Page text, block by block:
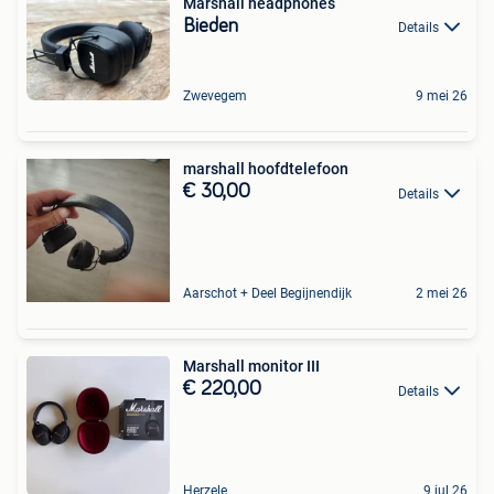
Bieden Details
Zwevegem 9 mei 26
marshall hoofdtelefoon
€ 30,00 Details
Aarschot + Deel Begijnendijk 2 mei 26
Marshall monitor III
€ 220,00 Details